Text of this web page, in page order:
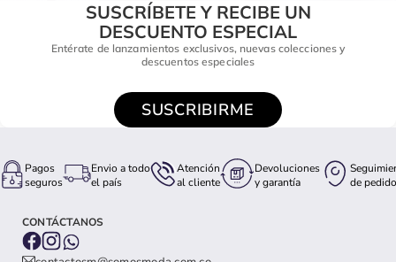
SUSCRÍBETE Y RECIBE UN
DESCUENTO ESPECIAL
Entérate de lanzamientos exclusivos, nuevas colecciones y
descuentos especiales
SUSCRIBIRME
Pagos
seguros
Envio a todo
el país
Atención
al cliente
Devoluciones
y garantía
de pedido
CONTÁCTANOS